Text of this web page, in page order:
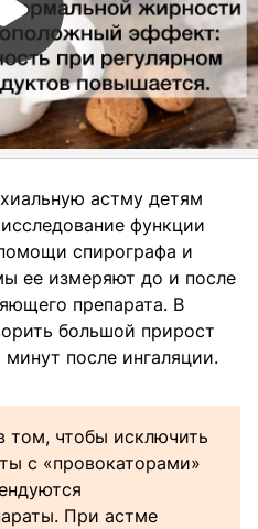
астму детям
функции
спирографа и
ее измеряют до и после
препарата. В
большой прирост
минут после ингаляции.
том, чтобы исключить
с «провокаторами»
При астме